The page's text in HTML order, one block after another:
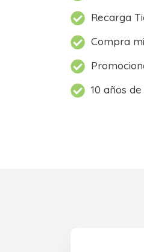
Recarga
Compra
10 años